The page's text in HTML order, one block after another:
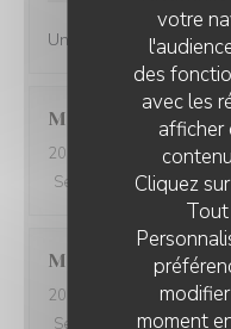
votre
des
avec les
afficher
Cliquez
Tout
moment
Une simplicite de quslite
Manuel
2026-07-22
- 12:15 -
Service
/5 Ambiance:4
Mathilde
2026-07-13
- 20:00 -
Service
/5 Ambiance :